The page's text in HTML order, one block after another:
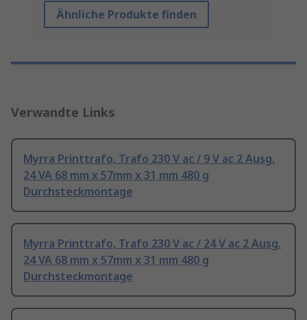
Ähnliche Produkte finden
Verwandte Links
Myrra Printtrafo, Trafo 230 V ac / 9 V ac 2 Ausg.
24 VA 68 mm x 57mm x 31 mm 480 g
Durchsteckmontage
Myrra Printtrafo, Trafo 230 V ac / 24 V ac 2 Ausg.
24 VA 68 mm x 57mm x 31 mm 480 g
Durchsteckmontage